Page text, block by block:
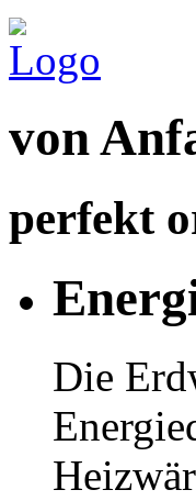
von
perfekt
Die